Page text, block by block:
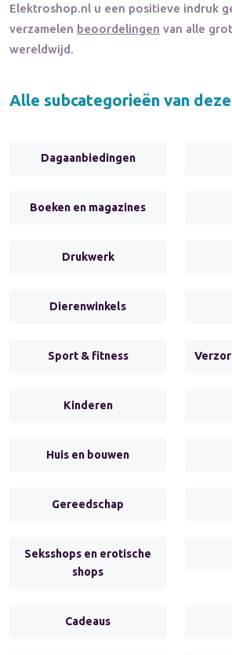
Elektroshop.nl u een positieve indruk
verzamelen beoordelingen van alle
wereldwijd.
Alle subcategorieën van
Dagaanbiedingen
Boeken en magazines
Drukwerk
Dierenwinkels
Sport & fitness
Kinderen
Huis en bouwen
Gereedschap
Seksshops en erotische
shops
Cadeaus